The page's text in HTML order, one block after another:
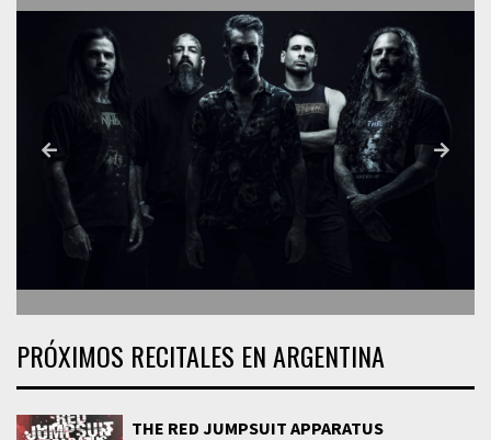
PRÓXIMOS RECITALES EN ARGENTINA
THE RED JUMPSUIT APPARATUS